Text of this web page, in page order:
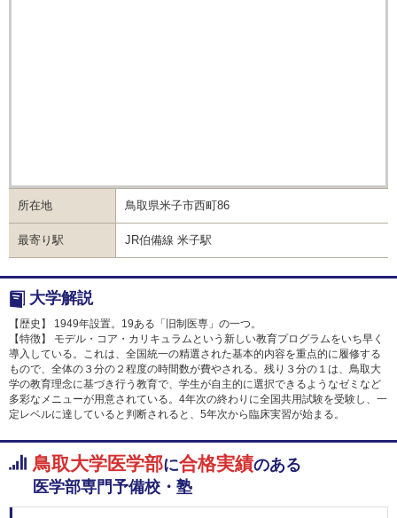
所在地 鳥取県米子市西町86
最寄り駅 JR伯備線 米子駅
大学解説
【歴史】 1949年設置。19ある「旧制医専」の一つ。
【特徴】 モデル・コア・カリキュラムという新しい教育プログラムをいち早く
導入している。これは、全国統一の精選された基本的内容を重点的に履修する
もので、全体の３分の２程度の時間数が費やされる。残り３分の１は、鳥取大
学の教育理念に基づき行う教育で、学生が自主的に選択できるようなゼミなど
多彩なメニューが用意されている。4年次の終わりに全国共用試験を受験し、一
定レベルに達していると判断されると、5年次から臨床実習が始まる。
鳥取大学医学部に合格実績のある
医学部専門予備校・塾